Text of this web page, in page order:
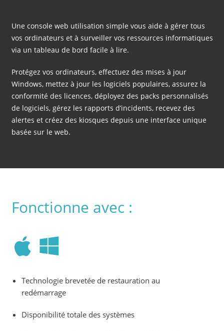
Une console web utilisation simple vous aide à gérer tous
vos ordinateurs et à surveiller vos ressources informatiques
via un tableau de bord facile à lire.
Protégez vos ordinateurs, effectuez des mises à jour
Windows, mettez à jour les logiciels populaires, assurez la
conformité des licences, déployez des packs personnalisés
de logiciels, gérez les rapports d’incidents, recevez des
alertes et créez des kiosques depuis une interface unique
basée sur le web.
Fonctionne avec :
Technologie brevetée de restauration au
redémarrage
Disponibilité totale des systèmes